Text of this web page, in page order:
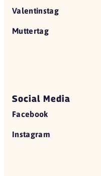
Valentinstag
Muttertag
Social Media
Facebook
Instagram